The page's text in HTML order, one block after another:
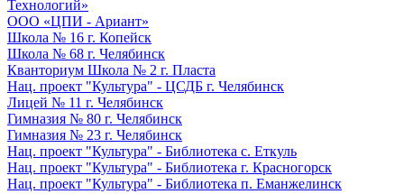
Технологий»
ООО «ЦПИ - Ариант»
Школа № 16 г. Копейск
Школа № 68 г. Челябинск
Кванториум Школа № 2 г. Пласта
Нац. проект "Культура" - ЦСДБ г. Челябинск
Лицей № 11 г. Челябинск
Гимназия № 80 г. Челябинск
Гимназия № 23 г. Челябинск
Нац. проект "Культура" - Библиотека с. Еткуль
Нац. проект "Культура" - Библиотека г. Красногорск
Нац. проект "Культура" - Библиотека п. Еманжелинск